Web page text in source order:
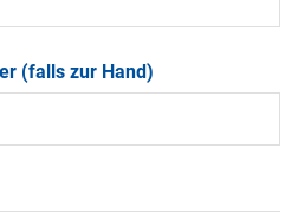
(falls zur Hand)